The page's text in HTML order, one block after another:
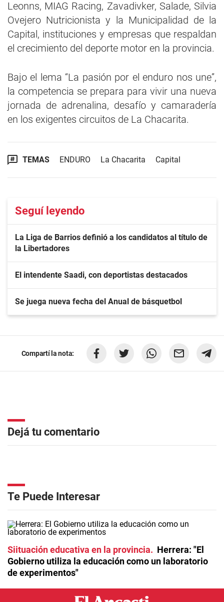
Leonns, MIAG Racing, Zavadivker, Salade, Silvia
Ovejero Nutricionista y la Municipalidad de la
Capital, instituciones y empresas que respaldan
el crecimiento del deporte motor en la provincia.
Bajo el lema “La pasión por el enduro nos une”,
la competencia se prepara para vivir una nueva
jornada de adrenalina, desafío y camaradería
en los exigentes circuitos de La Chacarita.
TEMAS ENDURO La Chacarita Capital
Seguí leyendo
La Liga de Barrios definió a los candidatos al título de
la Libertadores
El intendente Saadi, con deportistas destacados
Se juega nueva fecha del Anual de básquetbol
Compartí la nota:
Dejá tu comentario
Te Puede Interesar
Siituación educativa en la provincia
Herrera: "El
Gobierno utiliza la educación como un laboratorio
de experimentos"